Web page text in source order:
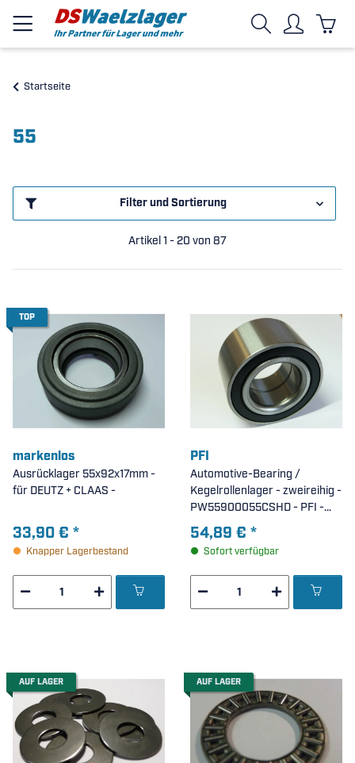
Startseite
55
Filter und Sortierung
Artikel 1 - 20 von 87
TOP
markenlos
Ausrücklager 55x92x17mm -
für DEUTZ + CLAAS -
33,90 € *
Knapper Lagerbestand
PFI
Automotive-Bearing /
Kegelrollenlager - zweireihig -
PW55900055CSHD - PFI -
beidseitig Dichtscheiben (
55x90x55mm )
54,89 € *
Sofort verfügbar
AUF LAGER AUF LAGER